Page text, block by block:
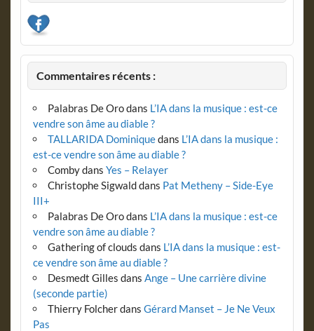
Commentaires récents :
Palabras De Orodans L’IA dans la musique : est-ce
vendre son âme au diable ?
TALLARIDA Dominiquedans L’IA dans la musique :
est-ce vendre son âme au diable ?
Combydans Yes – Relayer
Christophe Sigwalddans Pat Metheny – Side-Eye
III+
Palabras De Orodans L’IA dans la musique : est-ce
vendre son âme au diable ?
Gathering of clouds dans L’IA dans la musique : est-
ce vendre son âme au diable ?
Desmedt Gilles dans Ange – Une carrière divine
(seconde partie)
Thierry Folcherdans Gérard Manset – Je Ne Veux
Pas